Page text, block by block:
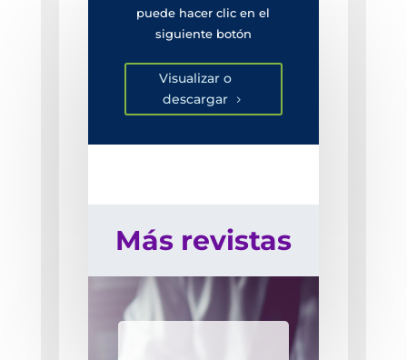
puede hacer clic en el
siguiente botón
Visualizar o
descargar
Más revistas